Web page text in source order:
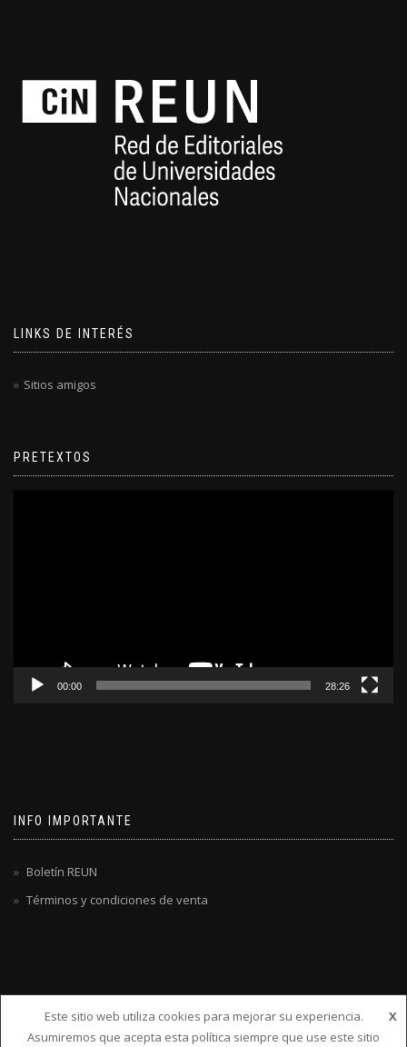
LINKS DE INTERÉS
Sitios amigos
PRETEXTOS
00:00 28:26
INFO IMPORTANTE
Boletín REUN
Términos y condiciones de venta
Este sitio web utiliza cookies para mejorar su experiencia.
Asumiremos que acepta esta política siempre que use este sitio
X